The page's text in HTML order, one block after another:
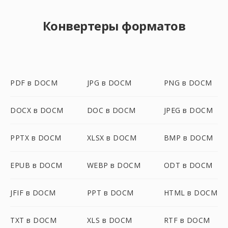
Конвертеры форматов
PDF в DOCM JPG в DOCM PNG в DOCM
DOCX в DOCM DOC в DOCM JPEG в DOCM
PPTX в DOCM XLSX в DOCM BMP в DOCM
EPUB в DOCM WEBP в DOCM ODT в DOCM
JFIF в DOCM PPT в DOCM HTML в DOCM
TXT в DOCM XLS в DOCM RTF в DOCM